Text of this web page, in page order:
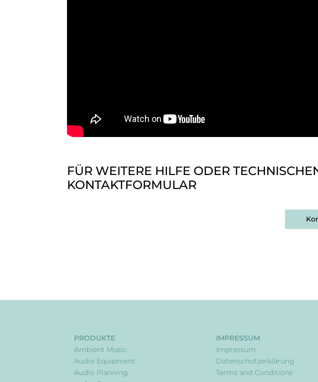
FÜR WEITERE HILFE ODER
KONTAKTFORMULAR
PRODUKTE
Ambient Music
Audio Equipment
Audio Planning
IMPRESSUM
Impressum
Datenschutzerklärung
Terms and Conditions